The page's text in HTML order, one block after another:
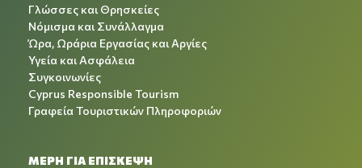
Γλώσσες και Θρησκείες
Νόμισμα και Συνάλλαγμα
Ώρα, Ωράρια Εργασίας και Αργίες
Υγεία και Ασφάλεια
Συγκοινωνίες
Cyprus Responsible Tourism
Γραφεία Τουριστικών Πληροφοριών
ΜΕΡΗ ΓΙΑ ΕΠΙΣΚΕΨΗ